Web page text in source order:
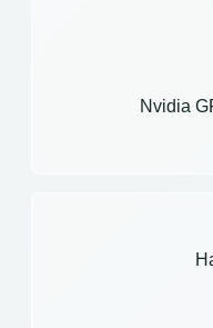
Nvidia